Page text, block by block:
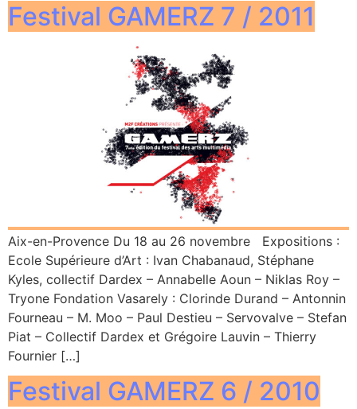
Festival GAMERZ 7 / 2011
Aix-en-Provence Du 18 au 26 novembre Expositions :
Ecole Supérieure d’Art : Ivan Chabanaud, Stéphane
Kyles, collectif Dardex – Annabelle Aoun – Niklas Roy –
Tryone Fondation Vasarely : Clorinde Durand – Antonnin
Fourneau – M. Moo – Paul Destieu – Servovalve – Stefan
Piat – Collectif Dardex et Grégoire Lauvin – Thierry
Fournier […]
Festival GAMERZ 6 / 2010